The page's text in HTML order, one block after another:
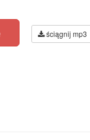
ściągnij mp3